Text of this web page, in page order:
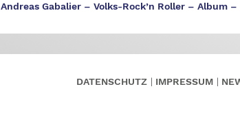
Andreas Gabalier – Volks-Rock’n Roller – Album –
DATENSCHUTZ IMPRESSUM